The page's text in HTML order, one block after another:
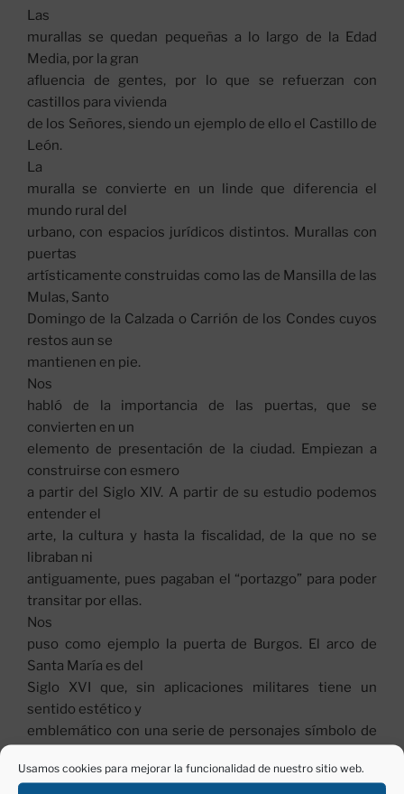
Usamos cookies para mejorar la funcionalidad de nuestro sitio web.
Las
murallas se quedan pequeñas a lo largo de la Edad
Media, por la gran
afluencia de gentes, por lo que se refuerzan con
castillos para vivienda
de los Señores, siendo un ejemplo de ello el Castillo de
León.
La
muralla se convierte en un linde que diferencia el
mundo rural del
urbano, con espacios jurídicos distintos. Murallas con
puertas
artísticamente construidas como las de Mansilla de las
Mulas, Santo
Domingo de la Calzada o Carrión de los Condes cuyos
restos aun se
mantienen en pie.
Nos
habló de la importancia de las puertas, que se
convierten en un
elemento de presentación de la ciudad. Empiezan a
construirse con esmero
a partir del Siglo XIV. A partir de su estudio podemos
entender el
arte, la cultura y hasta la fiscalidad, de la que no se
libraban ni
antiguamente, pues pagaban el “portazgo” para poder
transitar por ellas.
Nos
puso como ejemplo la puerta de Burgos. El arco de
Santa María es del
Siglo XVI que, sin aplicaciones militares tiene un
sentido estético y
emblemático con una serie de personajes símbolo de
ciudad.